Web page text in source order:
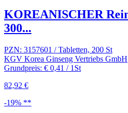
KOREANISCHER
300...
PZN: 3157601 / Tabletten, 200 St
KGV Korea Ginseng Vertriebs GmbH
Grundpreis: € 0,41 / 1St
82,92 €
-19% **